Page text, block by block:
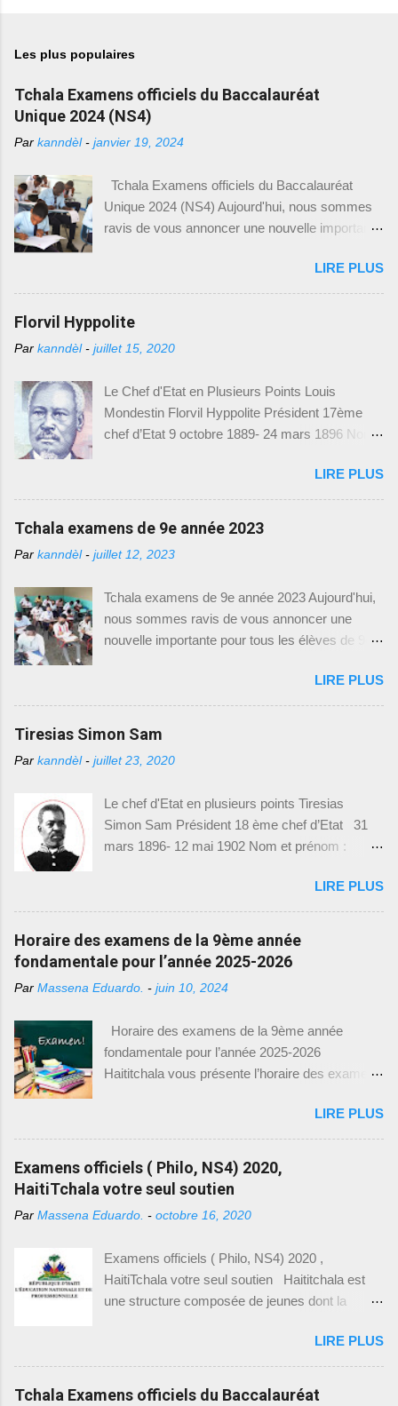
Les plus populaires
Tchala Examens officiels du Baccalauréat
Unique 2024 (NS4)
Par kanndèl - janvier 19, 2024
Tchala Examens officiels du Baccalauréat
Unique 2024 (NS4) Aujourd'hui, nous sommes
ravis de vous annoncer une nouvelle importante
Haïti. Le Ministère de l'Éducation Nationale et de
la Formation Professionnelle (MENFP), par le
biais du Bureau de Communication (BCOM),
d'examens du Baccalauréat Unique,
2023-2024. Cette initiative vise à permettre aux
élèves de mieux se préparer et de s'adapter aux
exigences des examens. Nous sommes
nécessaires pour accéder à ces précieux
modèles d'examens. Comment Accéder aux
Modèles d'Examens : Pour télécharger les
modèles d'examens du Baccalauréat Unique, il
https://drive.google.com/drive/(Baccalauréat
Unique)]. Ce lien vous dirigera vers une page où
vous trouverez une liste de modèles d'exam...
LIRE PLUS
Florvil Hyppolite
Par kanndèl - juillet 15, 2020
Le Chef d'Etat en Plusieurs Points Louis
Mondestin Florvil Hyppolite Président 17ème
chef d’Etat 9 octobre 1889- 24 mars 1896 Nom
Naissance : 2 mars 1828 -- Epouse : Florna
Colo -- Président : 9 octobre 1889 P rofession :
militaire -- Décédé : 24 mars 1896 Poste avant
gouvernement provisoire en 1879 Mesures
Légitime, la constituante se réunit aux Gonaïves
et élabora la constitution de 1889. Et du même
coup, elle élit Florvil Hyppolite pour sept ans.
nomma Antenor Firmin ministre des finances et
des relations extérieures. Durant le conflit qui
opposait l’ouest contre le nord pendant le
mandat de Légitime, Le N ord avait cédé l...
LIRE PLUS
Tchala examens de 9e année 2023
Par kanndèl - juillet 12, 2023
Tchala examens de 9e année 2023 Aujourd'hui,
nous sommes ravis de vous annoncer une
nouvelle importante pour tous les élèves de 9e
l'Éducation Nationale et de la Formation
Professionnelle (MENFP), par le biais de la
Direction de l'Enseignement Fondamental
vient de mettre à disposition des modèles
spécialement conçus pour l'année académique
2021-2022. Cette initiative vise à permettre aux
élèves de mieux se préparer et de s'adapter aux
heureux de vous fournir toutes les informations
nécessaires pour accéder à ces précieux
modèles d'examens. Comment accéder aux
modèles d'examens : Pour télécharger les
modèles d'examens de 9e année fondamentale,
https://drive.google.com/drive/(9eme Année) ].
Ce lien vous dirigera vers une page où vous
trouverez une l...
LIRE PLUS
Tiresias Simon Sam
Par kanndèl - juillet 23, 2020
Le chef d'Etat en plusieurs points Tiresias
Simon Sam Président 18 ème chef d’Etat 31
mars 1896- 12 mai 1902 Nom et prénom :
Épouse : Constance Salomon Président : 31
mars 1896 Exilé : 12 mai 1902 Décédé : 1916
Profession : Militaire Poste avant la présidence :
ministre de la guerre sous le gouvernement de
Florvil Hyppolite Mesures prises et réalisations
Après la mort de Florvil Hyppolite, l’assemblée
Tirésias Simon Sam pour sept ans. L’affaire
Luders : la police pourchassait un dénommé
Présumé pour vol. celui-ci se refugia chez
de police afin de défendre son ami. Luders fut
condamné à un mois puis un an de prison. Suite
à la demande du chargé d’affaires allemand en
Haïti, Luders fut libéré et extradé vers
l’Allemagne, le 22 octobre 1897. Le 6...
LIRE PLUS
Horaire des examens de la 9ème année
fondamentale pour l’année 2025-2026
Par Massena Eduardo. - juin 10, 2024
Horaire des examens de la 9ème année
fondamentale pour l’année 2025-2026
Haititchala vous présente l’horaire des examens
2025-2026. Entre-temps, vous pouvez visiter
nos articles précédents ayant rapport avec les
tchala, le bac blanc et les modèles des
examens pour la 9 ème année. Date Heure
Communication Créole 29 juin 2026 12h00 –
Education physique et Sportive (EPS) Date
Heure Examen ...
LIRE PLUS
Examens officiels ( Philo, NS4) 2020,
HaitiTchala votre seul soutien
Par Massena Eduardo. - octobre 16, 2020
Examens officiels ( Philo, NS4) 2020 ,
HaitiTchala votre seul soutien Haititchala est
une structure composée de jeunes dont la
ce qui a trait avec votre réussite aux examens
officiels, d’entrée à l’université mais aussi de
faire la promotion de la culture hattienne tout en
LIRE PLUS
Tchala Examens officiels du Baccalauréat